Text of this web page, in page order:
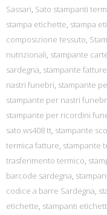
Sassari, Sato stampanti
stampa etichette, stampa
composizione tessuto,
nutrizionali, stampante
sardegna, stampante fatture
nastri funebri, stampante
stampante per nastri
stampante per ricordini
sato ws408 tt, stampante
termica fatture, stampante
trasferimento termico,
barcode sardegna,
codice a barre Sardegna,
etichette, stampanti